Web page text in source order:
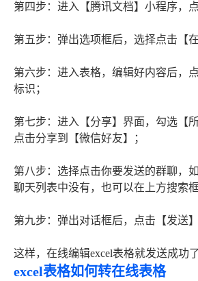
第四步：进入【腾讯文档】小程序，
第五步：弹出选项框后，选择点击【
第六步：进入表格，编辑好内容后，
标识；
第七步：进入【分享】界面，勾选【
点击分享到【微信好友】；
第八步：选择点击你要发送的群聊，
聊天列表中没有，也可以在上方搜索
第九步：弹出对话框后，点击【发送】
这样，在线编辑excel表格就发送成功了
excel表格如何转在线表格